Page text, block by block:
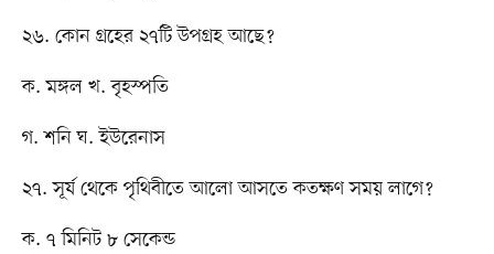
২৬. কোন গ্রহের ২৭টি উপগ্রহ আছে?
ক. মঙ্গল খ. বৃহস্পতি
গ. শনি ঘ. ইউরেনাস
২৭. সূর্য থেকে পৃথিবীতে আলো আসতে কতক্ষণ সময় লাগে?
ক. ৭ মিনিট ৮ সেকেন্ড